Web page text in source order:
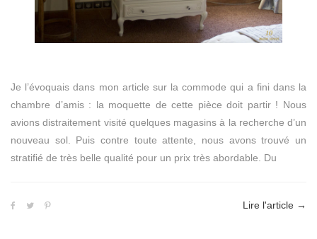
Je l’évoquais dans mon article sur la commode qui a fini dans la
chambre d’amis : la moquette de cette pièce doit partir ! Nous
avions distraitement visité quelques magasins à la recherche d’un
nouveau sol. Puis contre toute attente, nous avons trouvé un
stratifié de très belle qualité pour un prix très abordable. Du
Lire l'article →